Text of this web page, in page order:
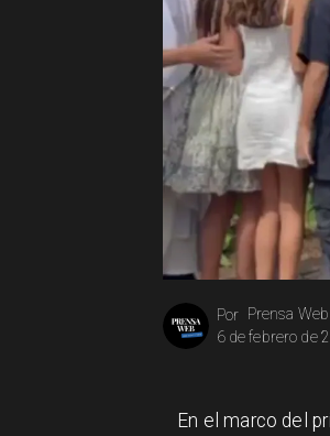
Prensa Web
Por
6 de febrero de
En el marco del